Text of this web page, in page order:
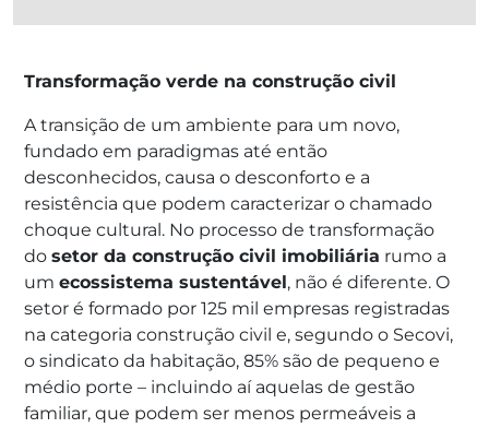
Transformação verde na construção civil
A transição de um ambiente para um novo,
fundado em paradigmas até então
desconhecidos, causa o desconforto e a
resistência que podem caracterizar o chamado
choque cultural. No processo de transformação
do setor da construção civil imobiliária rumo a
um ecossistema sustentável, não é diferente. O
setor é formado por 125 mil empresas registradas
na categoria construção civil e, segundo o Secovi,
o sindicato da habitação, 85% são de pequeno e
médio porte – incluindo aí aquelas de gestão
familiar, que podem ser menos permeáveis a